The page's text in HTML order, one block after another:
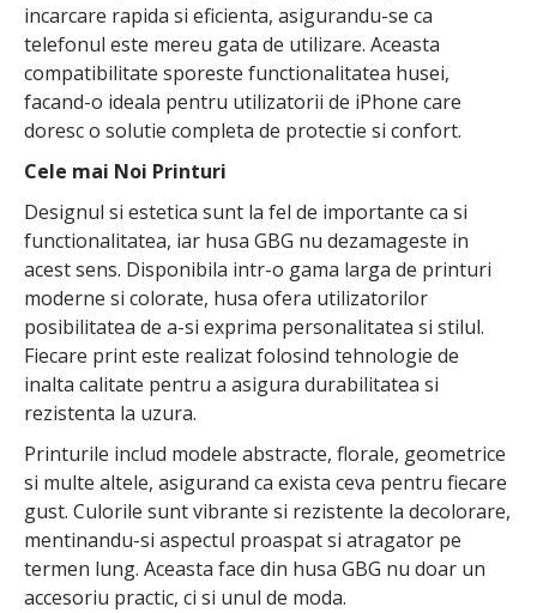
incarcare rapida si eficienta, asigurandu-se ca
telefonul este mereu gata de utilizare. Aceasta
compatibilitate sporeste functionalitatea husei,
facand-o ideala pentru utilizatorii de iPhone care
doresc o solutie completa de protectie si confort.
Cele mai Noi Printuri
Designul si estetica sunt la fel de importante ca si
functionalitatea, iar husa GBG nu dezamageste in
acest sens. Disponibila intr-o gama larga de printuri
moderne si colorate, husa ofera utilizatorilor
posibilitatea de a-si exprima personalitatea si stilul.
Fiecare print este realizat folosind tehnologie de
inalta calitate pentru a asigura durabilitatea si
rezistenta la uzura.
Printurile includ modele abstracte, florale, geometrice
si multe altele, asigurand ca exista ceva pentru fiecare
gust. Culorile sunt vibrante si rezistente la decolorare,
mentinandu-si aspectul proaspat si atragator pe
termen lung. Aceasta face din husa GBG nu doar un
accesoriu practic, ci si unul de moda.